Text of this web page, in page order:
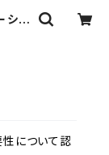
ショ
性について認